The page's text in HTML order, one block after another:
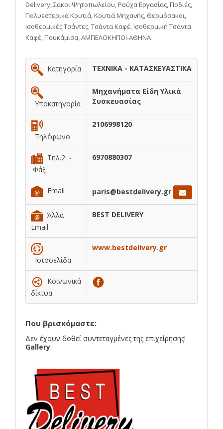
Delivery, Σάκοι Ψητοπωλείου, Ρούχα Εργασίας, Ποδιές,
Πολυεστερικά Κουτιά, Κουτιά Μηχανής, Θερμόσακοι,
Ισοθερμικές Τσάντες, Τσάντα Καφέ, Ισοθερμική Τσάντα
Καφέ, Πουκάμισα, ΑΜΠΕΛΟΚΗΠΟΙ-ΑΘΗΝΑ
Κατηγορία ΤΕΧΝΙΚΑ - ΚΑΤΑΣΚΕΥΑΣΤΙΚΑ
Υποκατηγορία
Μηχανήματα Είδη Υλικά
Συσκευασίας
Τηλέφωνο
2106998120
Τηλ.2 -
Φάξ
6970880307
Email paris@bestdelivery.gr
Άλλα
Email
BEST DELIVERY
Ιστοσελίδα
www.bestdelivery.gr
Κοινωνικά
δίκτυα
Που βρισκόμαστε:
Δεν έχουν δοθεί συντεταγμένες της επιχείρησης!
Gallery